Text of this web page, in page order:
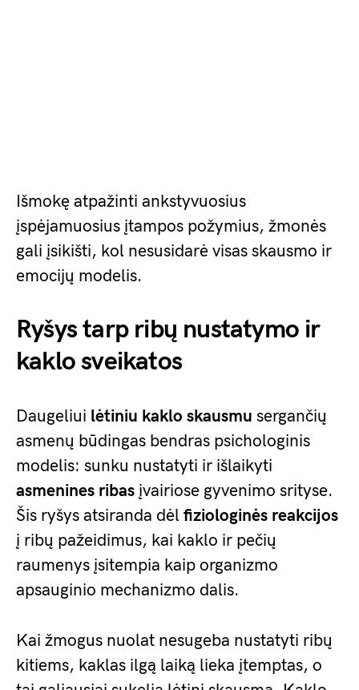
Išmokę atpažinti ankstyvuosius
įspėjamuosius įtampos požymius, žmonės
gali įsikišti, kol nesusidarė visas skausmo ir
emocijų modelis.
Ryšys tarp ribų nustatymo ir
kaklo sveikatos
Daugeliui lėtiniu kaklo skausmu sergančių
asmenų būdingas bendras psichologinis
modelis: sunku nustatyti ir išlaikyti
asmenines ribas įvairiose gyvenimo srityse.
Šis ryšys atsiranda dėl fiziologinės reakcijos
į ribų pažeidimus, kai kaklo ir pečių
raumenys įsitempia kaip organizmo
apsauginio mechanizmo dalis.
Kai žmogus nuolat nesugeba nustatyti ribų
kitiems, kaklas ilgą laiką lieka įtemptas, o